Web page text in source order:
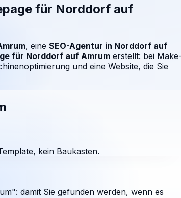
für Norddorf auf
, eine SEO-Agentur in Norddorf auf
für Norddorf auf Amrum erstellt: bei
und eine Website, die Sie
kein Baukasten.
damit Sie gefunden werden, wenn es